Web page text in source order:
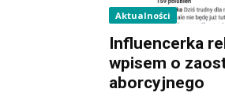
Aktualności
Influencerka
wpisem o
aborcyjnego